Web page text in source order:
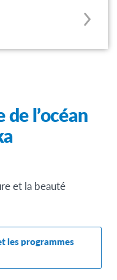
l’océan
et la beauté
les programmes